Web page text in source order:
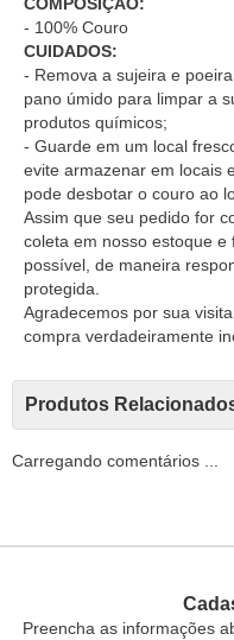
- 100% Couro
CUIDADOS:
- Remova a sujeira e
pano úmido para limpar a
produtos químicos;
- Guarde em um local
evite armazenar em locais
pode desbotar o couro ao
Assim que seu pedido for
coleta em nosso estoque
possível, de maneira
protegida.
Agradecemos por sua
compra verdadeiramente
Produtos
Carregando comentários ...
Preencha as informações